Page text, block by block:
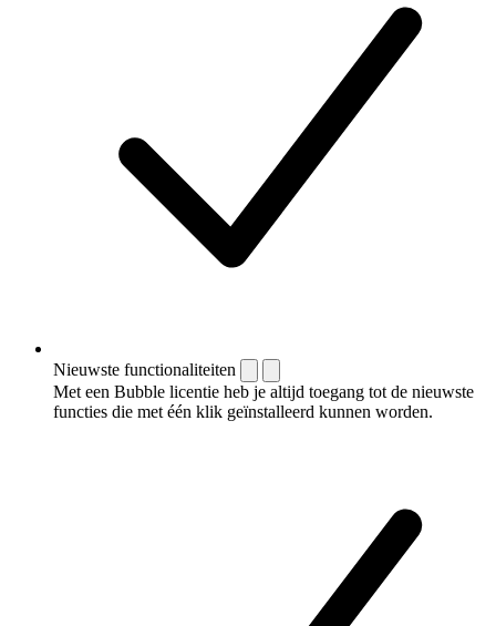
Nieuwste functionaliteiten
Met een Bubble licentie heb je altijd toegang tot de nieuwste
functies die met één klik geïnstalleerd kunnen worden.